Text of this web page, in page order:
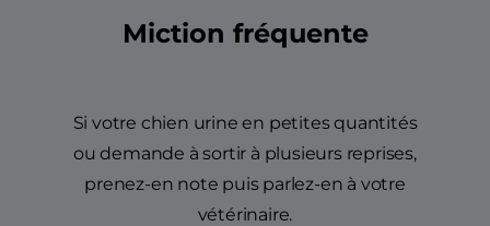
Miction fréquente
Si votre chien urine en petites quantités
ou demande à sortir à plusieurs reprises,
prenez-en note puis parlez-en à votre
vétérinaire.